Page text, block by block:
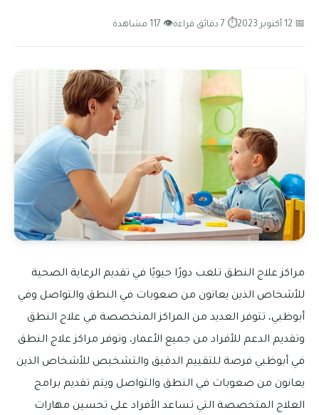
📅 12 أكتوبر 2023 ⏱ 7 دقائق قراءة 👁 117 مشاهدة
مراكز علاج النطق تلعب دورًا حيويًا في تقديم الرعاية الصحية
للأشخاص الذين يعانون من صعوبات في النطق والتواصل وفي
أبوظبي، تتوفر العديد من المراكز المتخصصة في علاج النطق
وتقديم الدعم للأفراد من جميع الأعمار، وتوفر مراكز علاج النطق
في أبوظبي فرصة للتقييم الدقيق والتشخيص للأشخاص الذين
يعانون من صعوبات في النطق والتواصل ويتم تقديم برامج
العلاج المتخصصة التي تساعد الأفراد على تحسين مهارات